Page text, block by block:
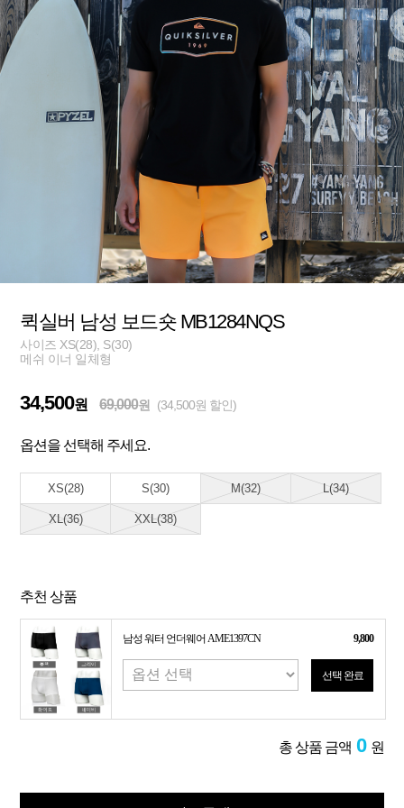
퀵실버 남성 보드숏 MB1284NQS
사이즈 XS(28), S(30)
메쉬 이너 일체형
34,500원 69,000원 (34,500원 할인)
옵션을 선택해 주세요.
XS(28) S(30) M(32) L(34)
XL(36) XXL(38)
추천 상품
남성 워터 언더웨어 AME1397CN 9,800
선택 완료
총 상품 금액 0 원